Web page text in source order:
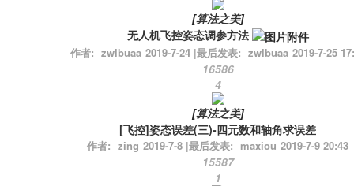
[算法之美]
无人机飞控姿态调参方法
作者: zwlbuaa 2019-7-24 |最后发表: zwlbuaa 2019-7-25
16586
4
[算法之美]
[飞控]姿态误差(三)-四元数和轴角求误差
作者: zing 2019-7-8 |最后发表: maxiou 2019-7-9 20:43
15587
1